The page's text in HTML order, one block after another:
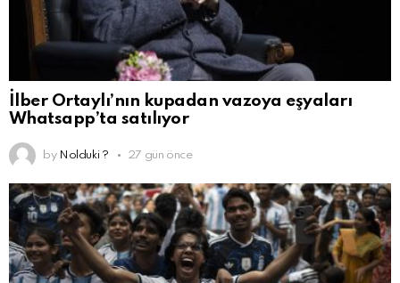
İlber Ortaylı’nın kupadan vazoya eşyaları
Whatsapp’ta satılıyor
by Nolduki ? 27 gün önce